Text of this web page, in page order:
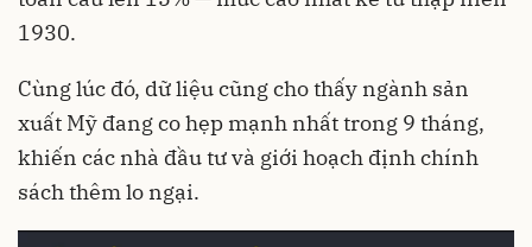
1930.
Cùng lúc đó, dữ liệu cũng cho thấy ngành sản
xuất Mỹ đang co hẹp mạnh nhất trong 9 tháng,
khiến các nhà đầu tư và giới hoạch định chính
sách thêm lo ngại.